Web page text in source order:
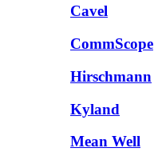
Cavel
CommScope
Hirschmann
Kyland
Mean Well